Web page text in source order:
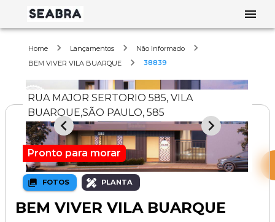
Home Lançamentos
Não Informado
BEM VIVER VILA BUARQUE
38839
FOTOS PLANTA
RUA MAJOR SERTORIO 585, VILA
BUARQUE,SÃO PAULO, 585
Pronto para morar
BEM VIVER VILA BUARQUE